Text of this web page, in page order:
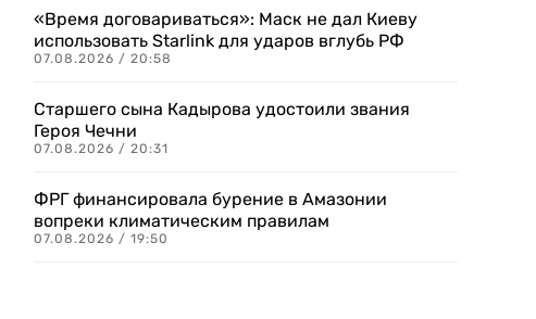
«Время договариваться»: Маск не дал Киеву
использовать Starlink для ударов вглубь РФ
07.08.2026 / 20:58
Старшего сына Кадырова удостоили звания
Героя Чечни
07.08.2026 / 20:31
ФРГ финансировала бурение в Амазонии
вопреки климатическим правилам
07.08.2026 / 19:50